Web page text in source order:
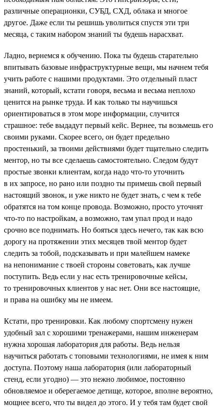
различные операционки, СУБД, СХД, облака и многое
другое. Даже если ты решишь уволиться спустя эти три
месяца, с таким набором знаний ты будешь нарасхват.
Ладно, вернемся к обучению. Пока ты будешь старательно
впитывать базовые инфраструктурные вещи, мы начнем тебя
учить работе с нашими продуктами. Это отдельный пласт
знаний, который, кстати говоря, весьма и весьма неплохо
ценится на рынке труда. И как только ты научишься
ориентироваться в этом море информации, случится
страшное: тебе выдадут первый кейс. Вернее, ты возьмешь его
своими руками. Скорее всего, он будет предельно
простенький, за твоими действиями будет тщательно следить
ментор, но ты все сделаешь самостоятельно. Следом будут
простые звонки клиентам, когда надо что-то уточнить
в их запросе, но рано или поздно ты примешь свой первый
настоящий звонок, и уже никто не будет знать, с чем к тебе
обратятся на том конце провода. Возможно, просто уточнят
что-то по настройкам, а возможно, там упал прод и надо
срочно все поднимать. Но бояться здесь нечего, так как всю
дорогу на протяжении этих месяцев твой ментор будет
следить за тобой, подсказывать и при малейшем намеке
на непонимание с твоей стороны советовать, как лучше
поступить. Ведь если у нас есть тренировочные кейсы,
то тренировочных клиентов у нас нет. Они все настоящие,
и права на ошибку мы не имеем.
Кстати, про тренировки. Как любому спортсмену нужен
удобный зал с хорошими тренажерами, нашим инженерам
нужна хорошая лаборатория для работы. Ведь нельзя
научиться работать с топовыми технологиями, не имея к ним
доступа. Поэтому наша лаборатория (или лабораторный
стенд, если угодно) — это нежно любимое, постоянно
обновляемое и оберегаемое детище, которое, вполне вероятно,
мощнее всего, что ты видел до этого. И у тебя там будет свой